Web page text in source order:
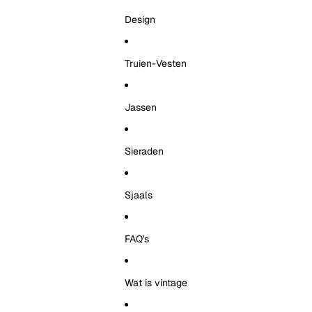
Design
Truien-Vesten
Jassen
Sieraden
Sjaals
FAQ's
Wat is vintage